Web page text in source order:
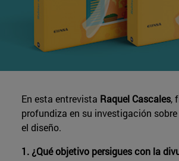
En esta entrevista Raquel Cascales,
profundiza en su investigación
el diseño.
1. ¿Qué objetivo persigues con la